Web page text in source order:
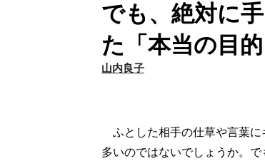
でも、絶対に
た「本当の目
山内良子
ふとした相手の仕草や言葉に
多いのではないでしょうか。